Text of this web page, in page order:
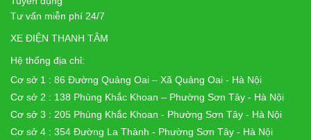
Tư vấn miễn phí 24/7
XE ĐIỆN THANH TÂM
Hệ thống địa chỉ:
Cơ sở 1 : 86 Đường Quảng Oai – Xã Quảng Oai - Hà Nội
Cơ sở 2 : 138 Phùng Khắc Khoan – Phường Sơn Tây - Hà Nội
Cơ sở 3 : 205 Phùng Khắc Khoan - Phường Sơn Tây - Hà Nội
Cơ sở 4 : 354 Đường La Thành - Phường Sơn Tây - Hà Nội